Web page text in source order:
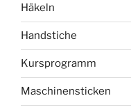
Häkeln
Handstiche
Kursprogramm
Maschinensticken